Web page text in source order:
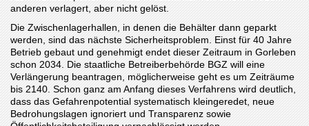
anderen verlagert, aber nicht gelöst.
Die Zwischenlagerhallen, in denen die Behälter dann geparkt
werden, sind das nächste Sicherheitsproblem. Einst für 40 Jahre
Betrieb gebaut und genehmigt endet dieser Zeitraum in Gorleben
schon 2034. Die staatliche Betreiberbehörde BGZ will eine
Verlängerung beantragen, möglicherweise geht es um Zeiträume
bis 2140. Schon ganz am Anfang dieses Verfahrens wird deutlich,
dass das Gefahrenpotential systematisch kleingeredet, neue
Bedrohungslagen ignoriert und Transparenz sowie